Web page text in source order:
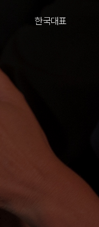
한국대표